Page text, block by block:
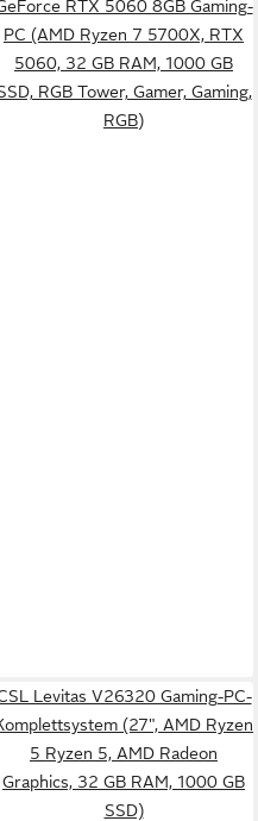
RTX 5060 8GB Gaming-
PC (AMD Ryzen 7 5700X, RTX
5060, 32 GB RAM, 1000 GB
RGB Tower, Gamer, Gaming,
RGB)
Levitas V26320 Gaming-PC-
(27", AMD Ryzen
5 Ryzen 5, AMD Radeon
Graphics, 32 GB RAM, 1000 GB
SSD)